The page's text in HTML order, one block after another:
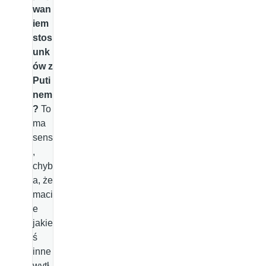
wan
iem
stos
unk
ów z
Puti
nem
? To
ma
sens
,
chyb
a, że
maci
e
jakie
ś
inne